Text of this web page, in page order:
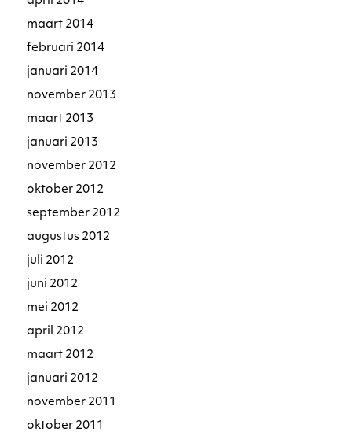
maart 2014
februari 2014
januari 2014
november 2013
maart 2013
januari 2013
november 2012
oktober 2012
september 2012
augustus 2012
juli 2012
juni 2012
mei 2012
april 2012
maart 2012
januari 2012
november 2011
oktober 2011